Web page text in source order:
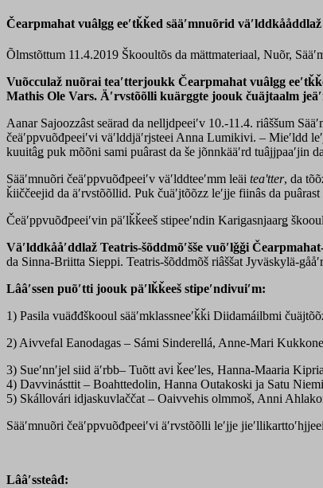
Čearpmahat vuâlgg eeʹtǩǩed sääʹmnuõrid väʹlddkååddlaž
Õlmstõttum 11.4.2019 Škooultõs da mättmateriaal, Nuõr,
Vuõcculaž nuõrai teaʹtterjoukk Čearpmahat vuâlgg
Mathis Ole Vars. Äʹrvstõõlli kuärggte joouk čuäjtaalm
Aanar Sajoozzâst seärad da nelljdpeeiʹv 10.-11.4. riâššum
čeäʹppvuõđpeeiʹvi väʹlddjäʹrjsteei Anna Lumikivi. – Mieʹldd
kuuitâǥ puk mõõni sami puârast da še jõnnkääʹrd tuâjjpaaʹjin
Sääʹmnuõri čeäʹppvuõđpeeiʹv väʹlddteeʹmm leäi teaʹtter, da
ǩiiččeejid da äʹrvstõõllid. Puk čuäʹjtõõzz leʹjje fiinâs da
Čeäʹppvuõđpeeiʹvin päʹlǩǩeeš stipeeʹndin Karigasnjaarǥ
Väʹlddkååʹddlaž Teatris-šõddmõʹšše vuõʹlǧǧi
da Sinna-Briitta Sieppi. Teatris-šõddmõš riâššat Jyväskylä-
Lââʹssen puõʹtti joouk päʹlǩǩeeš stipeʹndivuiʹm:
1) Pasila vuäđđškooul sääʹmklassneeʹǩǩi Diidamáilbmi
2) Aivvefal Eanodagas – Sámi Sinderellá, Anne-Mari
3) Sueʹnnʹjel siid äʹrbb– Tuõtt avi ǩeeʹles, Hanna-Maaria
4) Davvinásttit – Boahttedolin, Hanna Outakoski ja Satu
5) Skállovári idjaskuvlaččat – Oaivvehis olmmoš, Anni
Sääʹmnuõri čeäʹppvuõđpeeiʹvi äʹrvstõõlli leʹjje
Lââʹssteâđ: